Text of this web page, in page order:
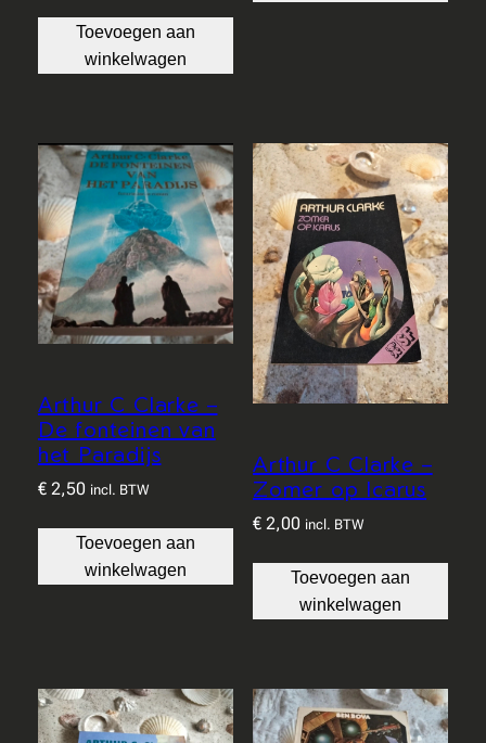
Toevoegen aan
winkelwagen
Arthur C Clarke –
De fonteinen van
het Paradijs
€2,50 incl. BTW
Toevoegen aan
winkelwagen
Arthur C Clarke –
Zomer op Icarus
€ 2,00 incl. BTW
Toevoegen aan
winkelwagen